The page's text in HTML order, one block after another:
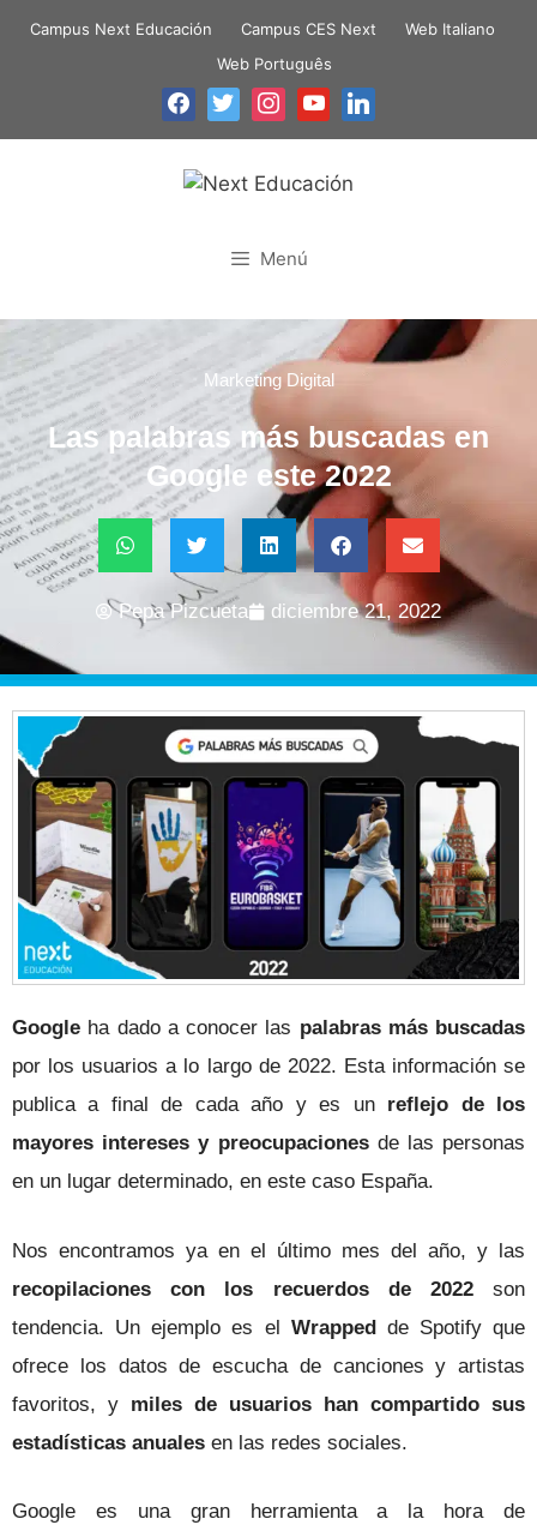
Campus Next Educación Campus CES Next
Web Italiano
Web Português
Menú
Marketing Digital
Las palabras más buscadas en
Google este 2022
Pepa Pizcueta diciembre 21, 2022
Google ha dado a conocer las palabras más buscadas
por los usuarios a lo largo de 2022. Esta información se
publica a final de cada año y es un reflejo de los
mayores intereses y preocupacionesde las personas
en un lugar determinado, en este caso España.
Nos encontramos ya en el último mes del año, y las
recopilaciones con los recuerdos de 2022son
tendencia. Un ejemplo es el Wrappedde Spotify que
ofrece los datos de escucha de canciones y artistas
favoritos, y miles de usuarios han compartido sus
estadísticas anuales en las redes sociales.
Google es una gran herramienta a la hora de